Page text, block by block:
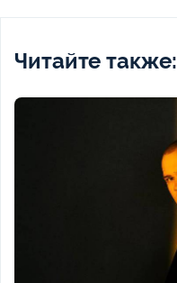
Читайте также: